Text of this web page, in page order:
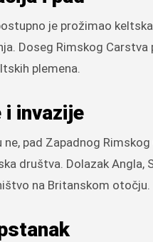
je prožimao
Doseg Rimskog
plemena.
invazije
ne, pad Zapadnog
društva. Dolazak Angla,
na Britanskom otočju.